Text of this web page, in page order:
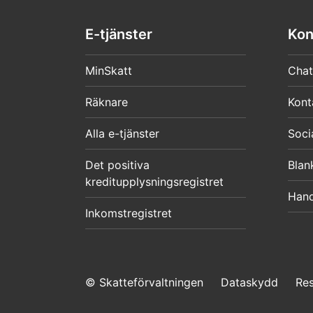
E-tjänster
MinSkatt
Räknare
Alla e-tjänster
Det positiva
kreditupplysningsregistret
Inkomstregistret
© Skatteförvaltningen Dataskydd